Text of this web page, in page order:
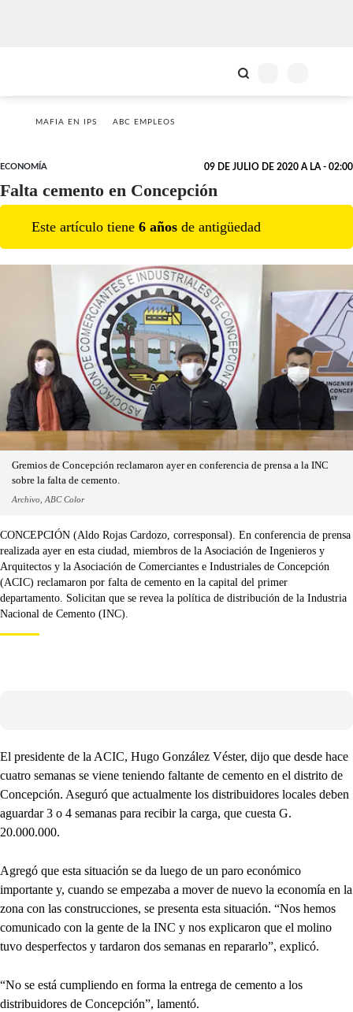
MAFIA EN IPS ABC EMPLEOS
ECONOMÍA 09 DE JULIO DE 2020 A LA - 02:00
Falta cemento en Concepción
Este artículo tiene 6 años de antigüedad
Gremios de Concepción reclamaron ayer en conferencia de prensa a la INC
sobre la falta de cemento.
Archivo, ABC Color
CONCEPCIÓN (Aldo Rojas Cardozo, corresponsal). En conferencia de prensa
realizada ayer en esta ciudad, miembros de la Asociación de Ingenieros y
Arquitectos y la Asociación de Comerciantes e Industriales de Concepción
(ACIC) reclamaron por falta de cemento en la capital del primer
departamento. Solicitan que se revea la política de distribución de la Industria
Nacional de Cemento (INC).
El presidente de la ACIC, Hugo González Véster, dijo que desde hace
cuatro semanas se viene teniendo faltante de cemento en el distrito de
Concepción. Aseguró que actualmente los distribuidores locales deben
aguardar 3 o 4 semanas para recibir la carga, que cuesta G.
20.000.000.
Agregó que esta situación se da luego de un paro económico
importante y, cuando se empezaba a mover de nuevo la economía en la
zona con las construcciones, se presenta esta situación. “Nos hemos
comunicado con la gente de la INC y nos explicaron que el molino
tuvo desperfectos y tardaron dos semanas en repararlo”, explicó.
“No se está cumpliendo en forma la entrega de cemento a los
distribuidores de Concepción”, lamentó.